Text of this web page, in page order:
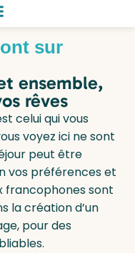
sur
ensemble,
rêves
celui qui vous
voyez ici ne sont
peut être
vos préférences et
francophones sont
la création d’un
pour des